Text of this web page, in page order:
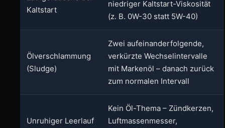
Kaltstart
niedriger Kaltstart-Viskosität
(z. B. 0W-30 statt 5W-40)
Ölverschlammung
(Sludge)
Zwei aufeinanderfolgende,
verkürzte Wechselintervalle
mit Markenöl – danach zurück
zum normalen Intervall
Unruhiger Leerlauf
Kein Öl-Thema – Zündkerzen,
Luftmassenmesser,